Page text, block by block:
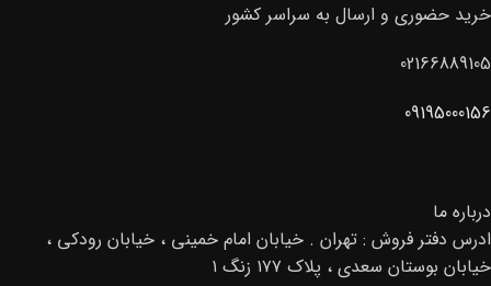
خرید حضوری و ارسال به سراسر کشور
02166889105
09195000156
درباره ما
ادرس دفتر فروش : تهران . خیابان امام خمینی ، خیابان رودکی ،
خیابان بوستان سعدی ، پلاک ۱۷۷ زنگ ۱